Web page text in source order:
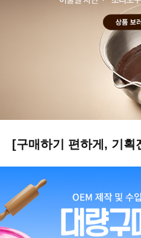
[구매하기 편하게, 기획